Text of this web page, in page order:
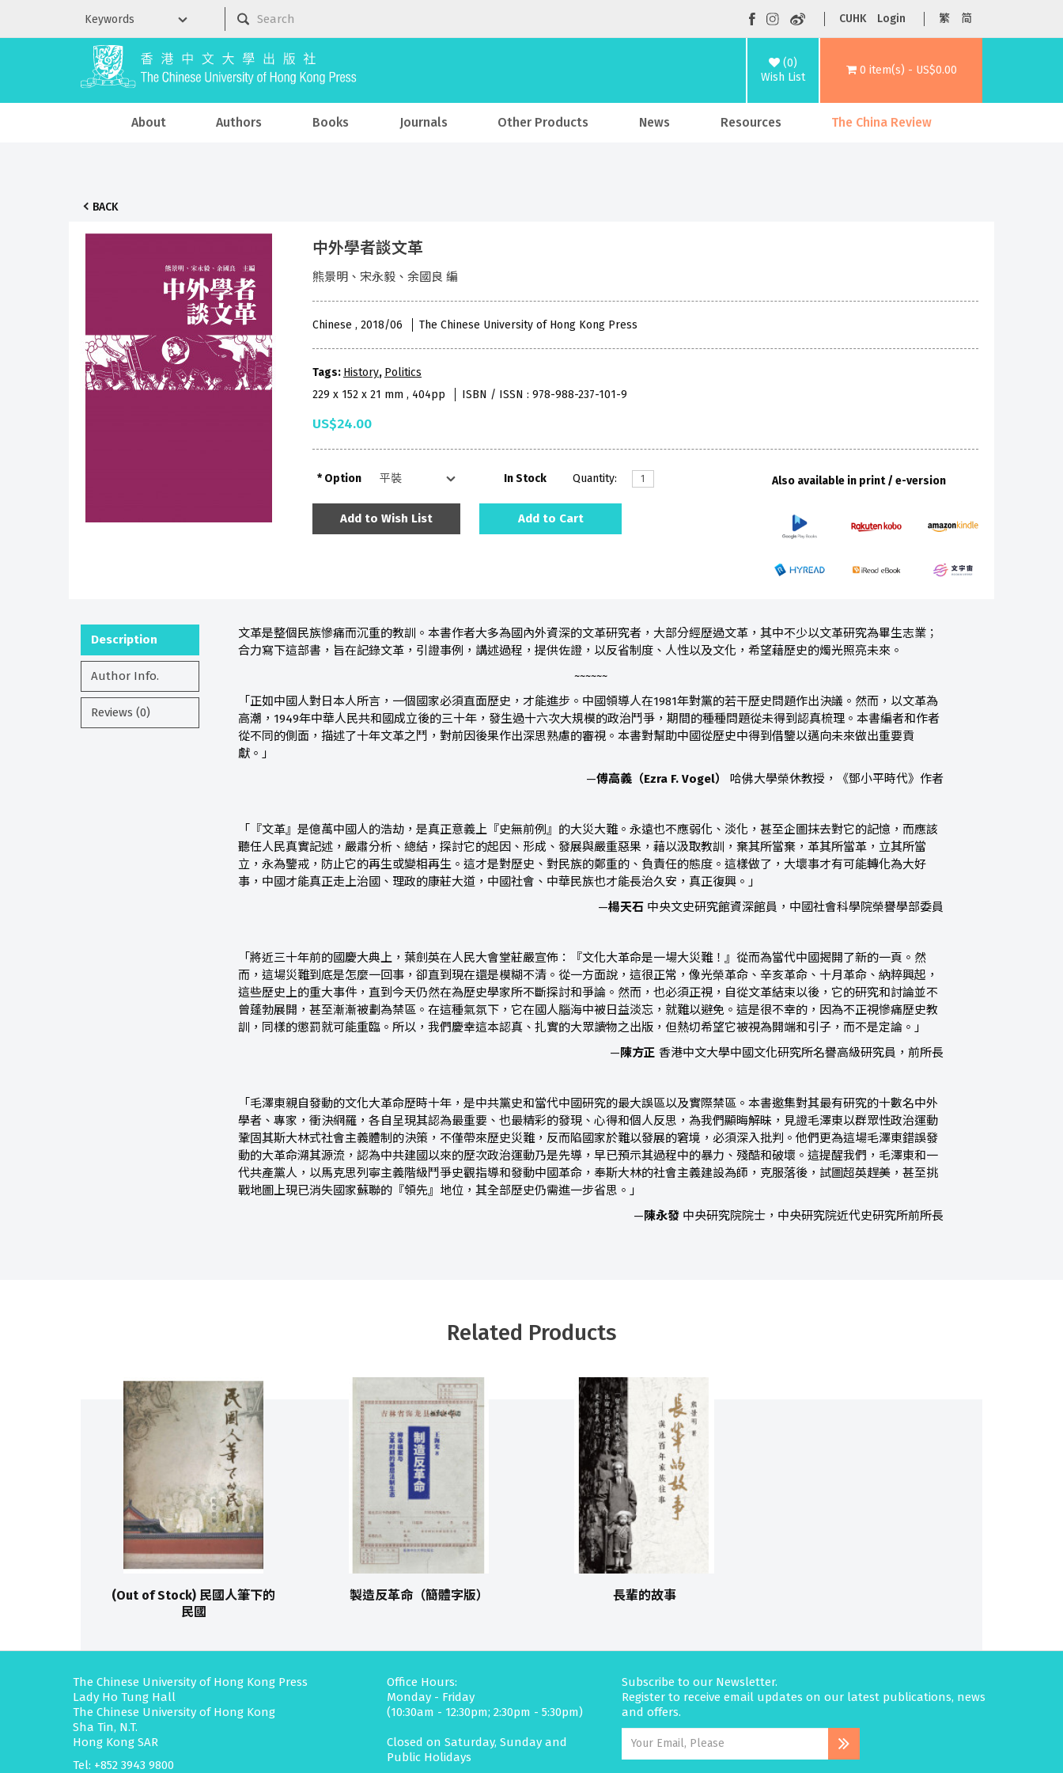
CUHK Login 繁 简
(0)
Wish List
0 item(s) - US$0.00
About Authors Books Journals Other Products News Resources The China Review
BACK
中外學者談文革
熊景明、宋永毅、余國良 編
Chinese , 2018/06 The Chinese University of Hong Kong Press
Tags: History, Politics
229 x 152 x 21 mm , 404pp
ISBN / ISSN : 978-988-237-101-9
US$24.00
Option In Stock Quantity:
Add to Wish List Add to Cart
Also available in print / e-version
Description
Author Info.
Reviews (0)
文革是整個民族慘痛而沉重的教訓。本書作者大多為國內外資深的文革研究者，大部分經歷過文革，其中不少以文革研究為畢生志業；
合力寫下這部書，旨在記錄文革，引證事例，講述過程，提供佐證，以反省制度、人性以及文化，希望藉歷史的燭光照亮未來。
~~~~~~
「正如中國人對日本人所言，一個國家必須直面歷史，才能進步。中國領導人在1981年對黨的若干歷史問題作出決議。然而，以文革為
高潮，1949年中華人民共和國成立後的三十年，發生過十六次大規模的政治鬥爭，期間的種種問題從未得到認真梳理。本書編者和作者
從不同的側面，描述了十年文革之鬥，對前因後果作出深思熟慮的審視。本書對幫助中國從歷史中得到借鑒以邁向未來做出重要貢
獻。」
—傅高義（Ezra F. Vogel） 哈佛大學榮休教授，《鄧小平時代》作者
「『文革』是億萬中國人的浩劫，是真正意義上『史無前例』的大災大難。永遠也不應弱化、淡化，甚至企圖抹去對它的記憶，而應該
聽任人民真實記述，嚴肅分析、總結，探討它的起因、形成、發展與嚴重惡果，藉以汲取教訓，棄其所當棄，革其所當革，立其所當
立，永為鑒戒，防止它的再生或變相再生。這才是對歷史、對民族的鄭重的、負責任的態度。這樣做了，大壞事才有可能轉化為大好
事，中國才能真正走上治國、理政的康莊大道，中國社會、中華民族也才能長治久安，真正復興。」
—楊天石 中央文史研究館資深館員，中國社會科學院榮譽學部委員
「將近三十年前的國慶大典上，葉劍英在人民大會堂莊嚴宣佈：『文化大革命是一場大災難！』從而為當代中國揭開了新的一頁。然
而，這場災難到底是怎麼一回事，卻直到現在還是模糊不清。從一方面說，這很正常，像光榮革命、辛亥革命、十月革命、納粹興起，
這些歷史上的重大事件，直到今天仍然在為歷史學家所不斷探討和爭論。然而，也必須正視，自從文革結束以後，它的研究和討論並不
曾蓬勃展開，甚至漸漸被劃為禁區。在這種氣氛下，它在國人腦海中被日益淡忘，就難以避免。這是很不幸的，因為不正視慘痛歷史教
訓，同樣的懲罰就可能重臨。所以，我們慶幸這本認真、扎實的大眾讀物之出版，但熱切希望它被視為開端和引子，而不是定論。」
—陳方正 香港中文大學中國文化研究所名譽高級研究員，前所長
「毛澤東親自發動的文化大革命歷時十年，是中共黨史和當代中國研究的最大誤區以及實際禁區。本書邀集對其最有研究的十數名中外
學者、專家，衝決網羅，各自呈現其認為最重要、也最精彩的發現、心得和個人反思，為我們顯晦解昧，見證毛澤東以群眾性政治運動
鞏固其斯大林式社會主義體制的決策，不僅帶來歷史災難，反而陷國家於難以發展的窘境，必須深入批判。他們更為這場毛澤東錯誤發
動的大革命溯其源流，認為中共建國以來的歷次政治運動乃是先導，早已預示其過程中的暴力、殘酷和破壞。這提醒我們，毛澤東和一
代共產黨人，以馬克思列寧主義階級鬥爭史觀指導和發動中國革命，奉斯大林的社會主義建設為師，克服落後，試圖超英趕美，甚至挑
戰地圖上現已消失國家蘇聯的『領先』地位，其全部歷史仍需進一步省思。」
—陳永發 中央研究院院士，中央研究院近代史研究所前所長
Related Products
(Out of Stock) 民國人筆下的
民國
製造反革命（簡體字版） 長輩的故事
The Chinese University of Hong Kong Press
Lady Ho Tung Hall
The Chinese University of Hong Kong
Sha Tin, N.T.
Hong Kong SAR
Tel: +852 3943 9800
Office Hours:
Monday - Friday
(10:30am - 12:30pm; 2:30pm - 5:30pm)
Closed on Saturday, Sunday and
Public Holidays
Subscribe to our Newsletter.
Register to receive email updates on our latest publications, news
and offers.